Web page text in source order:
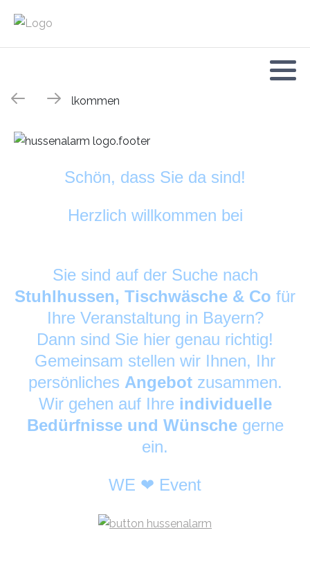
Schön, dass Sie da sind!
Herzlich willkommen bei
Sie sind auf der Suche nach
Stuhlhussen, Tischwäsche & Co für
Ihre Veranstaltung in Bayern?
Dann sind Sie hier genau richtig!
Gemeinsam stellen wir Ihnen, Ihr
persönliches Angebot zusammen.
Wir gehen auf Ihre individuelle
Bedürfnisse und Wünschegerne
ein.
WE ❤ Event